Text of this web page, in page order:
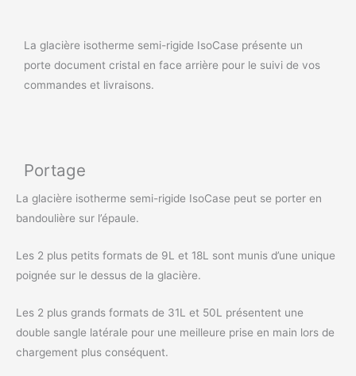
La glacière isotherme semi-rigide IsoCase présente un
porte document cristal en face arrière pour le suivi de vos
commandes et livraisons.
Portage
La glacière isotherme semi-rigide IsoCase peut se porter en
bandoulière sur l’épaule.
Les 2 plus petits formats de 9L et 18L sont munis d’une unique
poignée sur le dessus de la glacière.
Les 2 plus grands formats de 31L et 50L présentent une
double sangle latérale pour une meilleure prise en main lors de
chargement plus conséquent.